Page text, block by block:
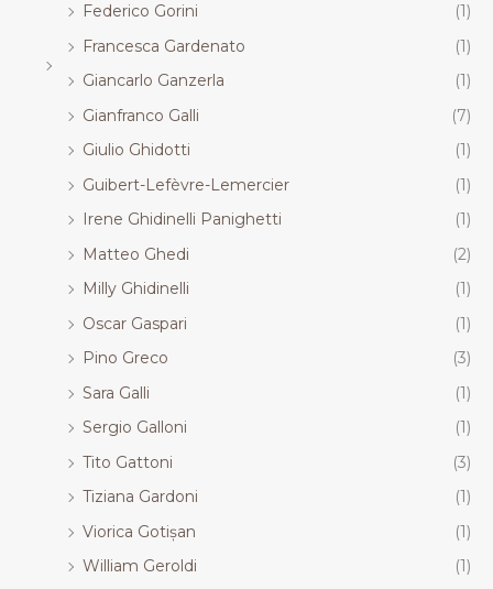
Federico Gorini
(1)
Francesca Gardenato
(1)
Giancarlo Ganzerla
(1)
Gianfranco Galli
(7)
Giulio Ghidotti
(1)
Guibert-Lefèvre-Lemercier
(1)
Irene Ghidinelli Panighetti
(1)
Matteo Ghedi
(2)
Milly Ghidinelli
(1)
Oscar Gaspari
(1)
Pino Greco
(3)
Sara Galli
(1)
Sergio Galloni
(1)
Tito Gattoni
(3)
Tiziana Gardoni
(1)
Viorica Gotișan
(1)
William Geroldi
(1)